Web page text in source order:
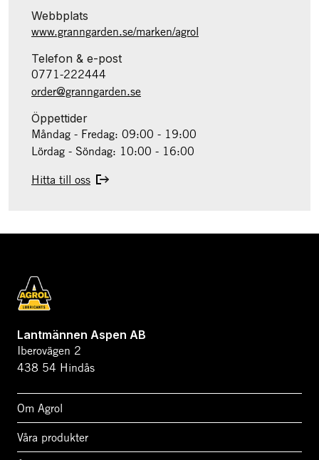
Webbplats
www.granngarden.se/marken/agrol
Telefon & e-post
0771-222444
order@granngarden.se
Öppettider
Måndag - Fredag: 09:00 - 19:00
Lördag - Söndag: 10:00 - 16:00
Hitta till oss
Lantmännen Aspen AB
Iberovägen 2
438 54 Hindås
Om Agrol
Våra produkter